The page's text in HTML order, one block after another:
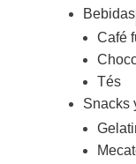
Bebidas
Café
Tés
Snacks